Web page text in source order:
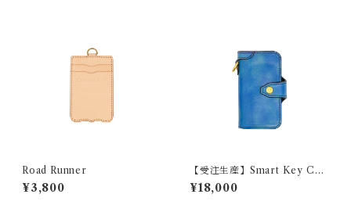
Road Runner
¥3,800
【受注生産】Smart Key Cas
e 『SWIFT』
¥18,000